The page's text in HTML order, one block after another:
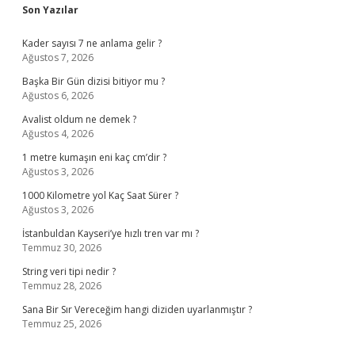
Sidebar
Son Yazılar
Kader sayısı 7 ne anlama gelir ?
Ağustos 7, 2026
Başka Bir Gün dizisi bitiyor mu ?
Ağustos 6, 2026
Avalist oldum ne demek ?
Ağustos 4, 2026
1 metre kumaşın eni kaç cm’dir ?
Ağustos 3, 2026
1000 Kilometre yol Kaç Saat Sürer ?
Ağustos 3, 2026
İstanbuldan Kayseri’ye hızlı tren var mı ?
Temmuz 30, 2026
String veri tipi nedir ?
Temmuz 28, 2026
Sana Bir Sır Vereceğim hangi diziden uyarlanmıştır ?
Temmuz 25, 2026